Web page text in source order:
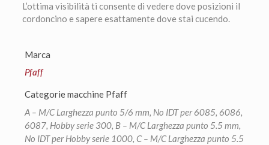
L’ottima visibilità ti consente di vedere dove posizioni il
cordoncino e sapere esattamente dove stai cucendo.
Marca
Pfaff
Categorie macchine Pfaff
A – M/C Larghezza punto 5/6 mm, No IDT per 6085, 6086,
6087, Hobby serie 300, B – M/C Larghezza punto 5.5 mm,
No IDT per Hobby serie 1000, C – M/C Larghezza punto 5.5